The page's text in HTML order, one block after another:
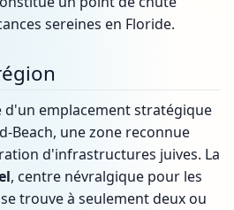
sereines en Floride.
d'un emplacement stratégique
Beach, une zone reconnue
d'infrastructures juives. La
, centre névralgique pour les
trouve à seulement deux ou